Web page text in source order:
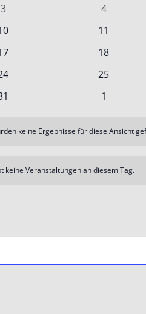
0
3
0
4
0
11
0
18
0
25
0
1
keine Ergebnisse für diese Ansicht
keine Veranstaltungen an diesem Tag.